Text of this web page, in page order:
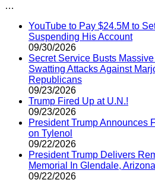
…
YouTube to Pay $24.5M to
Suspending His Account
09/30/2026
Secret Service Busts
Swatting Attacks Against
Republicans
09/23/2026
Trump Fired Up at U.N.!
09/23/2026
President Trump Announces
on Tylenol
09/22/2026
President Trump Delivers
Memorial In Glendale, Arizona
09/22/2026